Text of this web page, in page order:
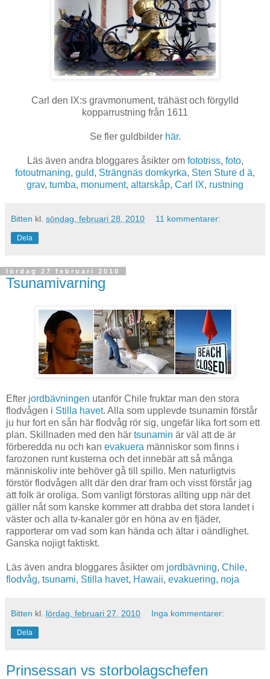
Carl den IX:s gravmonument, trähäst och förgylld
kopparrustning från 1611
Se fler guldbilder här.
Läs även andra bloggares åsikter om fototriss, foto,
fotoutmaning, guld, Strängnäs domkyrka, Sten Sture d ä,
grav, tumba, monument, altarskåp, Carl IX, rustning
Bitten kl. söndag, februari 28, 2010 11 kommentarer:
Dela
lördag 27 februari 2010
Tsunamivarning
Efter jordbävningen utanför Chile fruktar man den stora
flodvågen i Stilla havet. Alla som upplevde tsunamin förstår
ju hur fort en sån här flodvåg rör sig, ungefär lika fort som ett
plan. Skillnaden med den här tsunamin är väl att de är
förberedda nu och kan evakuera människor som finns i
farozonen runt kusterna och det innebär att så många
människoliv inte behöver gå till spillo. Men naturligtvis
förstör flodvågen allt där den drar fram och visst förstår jag
att folk är oroliga. Som vanligt förstoras allting upp när det
gäller nåt som kanske kommer att drabba det stora landet i
väster och alla tv-kanaler gör en höna av en fjäder,
rapporterar om vad som kan hända och ältar i oändlighet.
Ganska nojigt faktiskt.
Läs även andra bloggares åsikter om jordbävning, Chile,
flodvåg, tsunami, Stilla havet, Hawaii, evakuering, noja
Bitten kl. lördag, februari 27, 2010 Inga kommentarer:
Dela
Prinsessan vs storbolagschefen